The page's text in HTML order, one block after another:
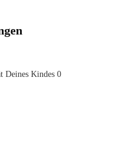
Deines Kindes 0